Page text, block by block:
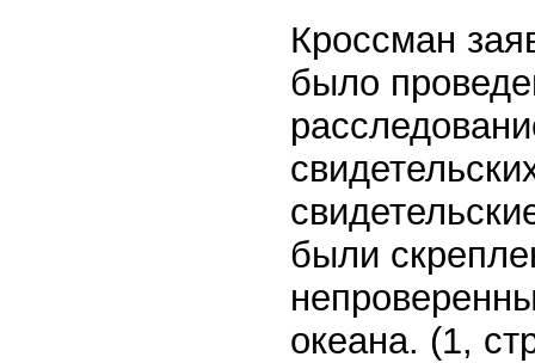
Кроссман
было
были
океана. (1,